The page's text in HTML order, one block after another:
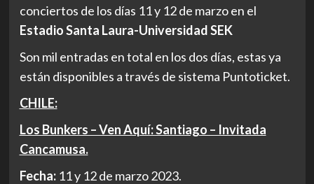
conciertos de los días 11 y 12 de marzo en el
Estadio Santa Laura-Universidad SEK
Son mil entradas en total en los dos días, estas ya
están disponibles a través de sistema Puntoticket.
CHILE:
Los Bunkers – Ven Aquí: Santiago – Invitada
Cancamusa.
Fecha:11 y 12 de marzo 2023.